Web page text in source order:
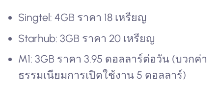
Singtel: 4GB ราคา 18 เหรียญ
Starhub: 3GB ราคา 20 เหรียญ
M1: 3GB ราคา 3.95 ดอลลาร์ต่อวัน (บวกค่า
ธรรมเนียมการเปิดใช้งาน 5 ดอลลาร์)